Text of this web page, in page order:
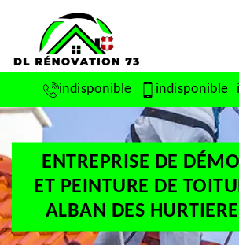
indisponible indisponible
ENTREPRISE DE
ET PEINTURE DE
ALBAN DES